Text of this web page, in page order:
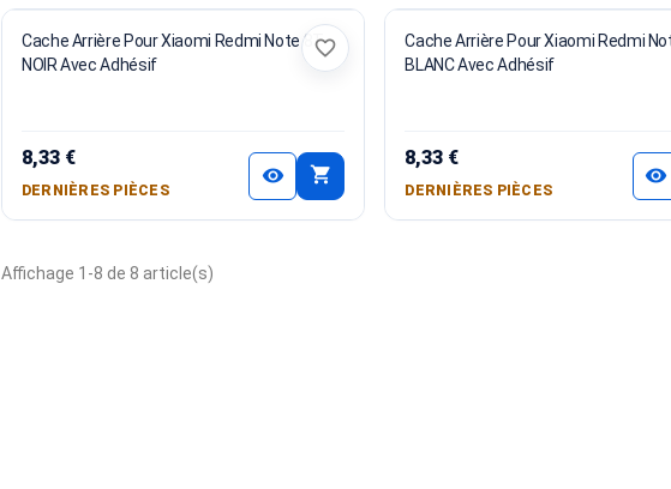
Cache Arrière Pour Xiaomi Redmi Note 8T
NOIR Avec Adhésif
8,33 €
DERNIÈRES PIÈCES
visibility shopping_cart
favorite_border
Cache Arrière Pour Xiaomi Redmi
BLANC Avec Adhésif
8,33 €
DERNIÈRES PIÈCES
visibility
Affichage 1-8 de 8 article(s)